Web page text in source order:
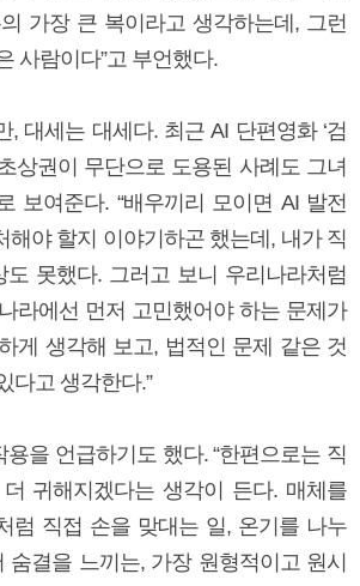
가장 큰 복이라고 생각하는데, 그런
사람이다”고 부언했다.
, 대세는 대세다. 최근 AI 단편영화 ‘검
상권이 무단으로 도용된 사례도 그녀
보여준다. “배우끼리 모이면 AI 발전
해야 할지 이야기하곤 했는데, 내가 직
못했다. 그러고 보니 우리나라처럼
라에선 먼저 고민했어야 하는 문제가
게 생각해 보고, 법적인 문제 같은 것
다고 생각한다.”
용을 언급하기도 했다. “한편으로는 직
귀해지겠다는 생각이 든다. 매체를
럼 직접 손을 맞대는 일, 온기를 나누
숨결을 느끼는, 가장 원형적이고 원시